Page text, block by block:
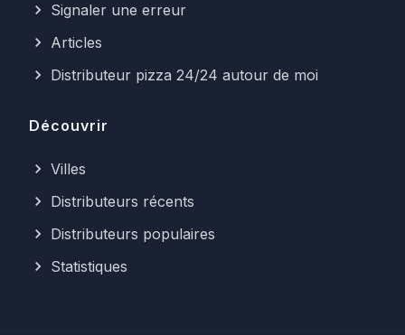
Signaler une erreur
Articles
Distributeur pizza 24/24 autour de moi
Découvrir
Villes
Distributeurs récents
Distributeurs populaires
Statistiques